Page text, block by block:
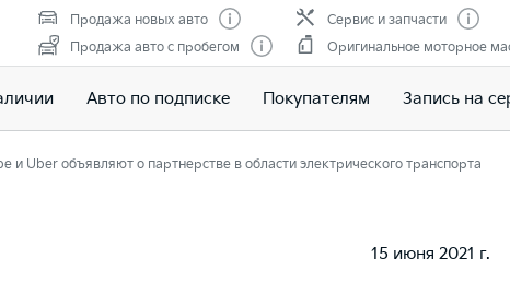
Продажа новых авто
Продажа авто с пробегом
Сервис и запчасти
Оригинальное моторное
Авто по подписке Покупателям Запись на
и Uber объявляют о партнерстве в области электрического транспорта
15 июня 2021 г.